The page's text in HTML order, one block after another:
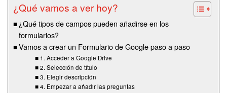
¿Qué vamos a ver hoy?
¿Qué tipos de campos pueden añadirse en los
formularios?
Vamos a crear un Formulario de Google paso a paso
1. Acceder a Google Drive
2. Selección de título
3. Elegir descripción
4. Empezar a añadir las preguntas